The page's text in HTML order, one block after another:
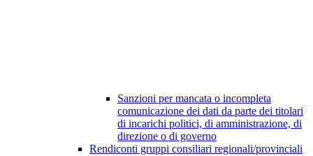
Sanzioni per mancata o incompleta
comunicazione dei dati da parte dei titolari
di incarichi politici, di amministrazione, di
direzione o di governo
Rendiconti gruppi consiliari regionali/provinciali